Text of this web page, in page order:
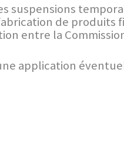
suspensions
de produits
entre la
application